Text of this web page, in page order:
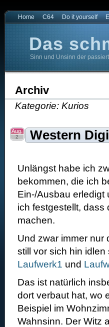
Home C64 Do it yourself
Das
Sinn und Unsinn der passiert
Archiv
Kategorie: Kurios
Western
Aug.
2
Unlängst habe ich
bekommen, die ich
Ein-/Ausbau erledigt
ich festgestellt, dass
machen.
Und zwar immer nur
still vor sich hin
Laufwerk1 und
Das ist natürlich
dort verbaut hat, wo
Beispiel im
Wahnsinn. Der Witz